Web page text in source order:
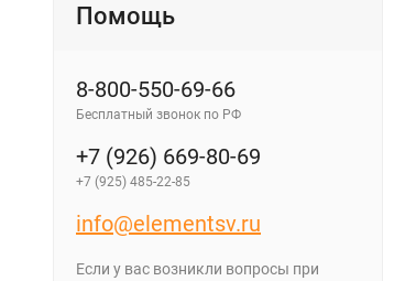
Помощь
8-800-550-69-66
Бесплатный звонок по РФ
+7 (926) 669-80-69
+7 (925) 485-22-85
info@elementsv.ru
Если у вас возникли вопросы при